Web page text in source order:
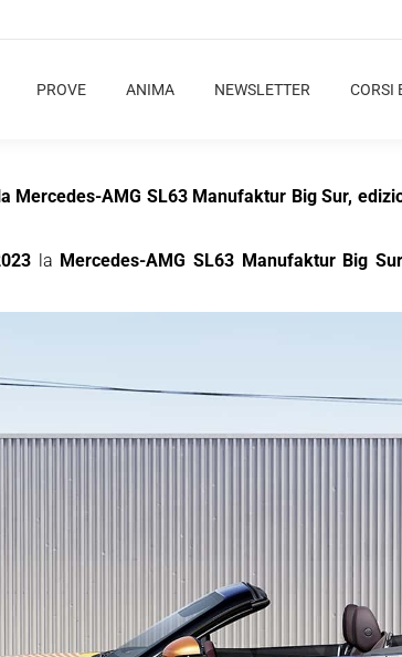
PROVE ANIMA NEWSLETTER CORSI
Mercedes-AMG SL63 Manufaktur Big Sur,
la Mercedes-AMG SL63 Manufaktur Big Sur